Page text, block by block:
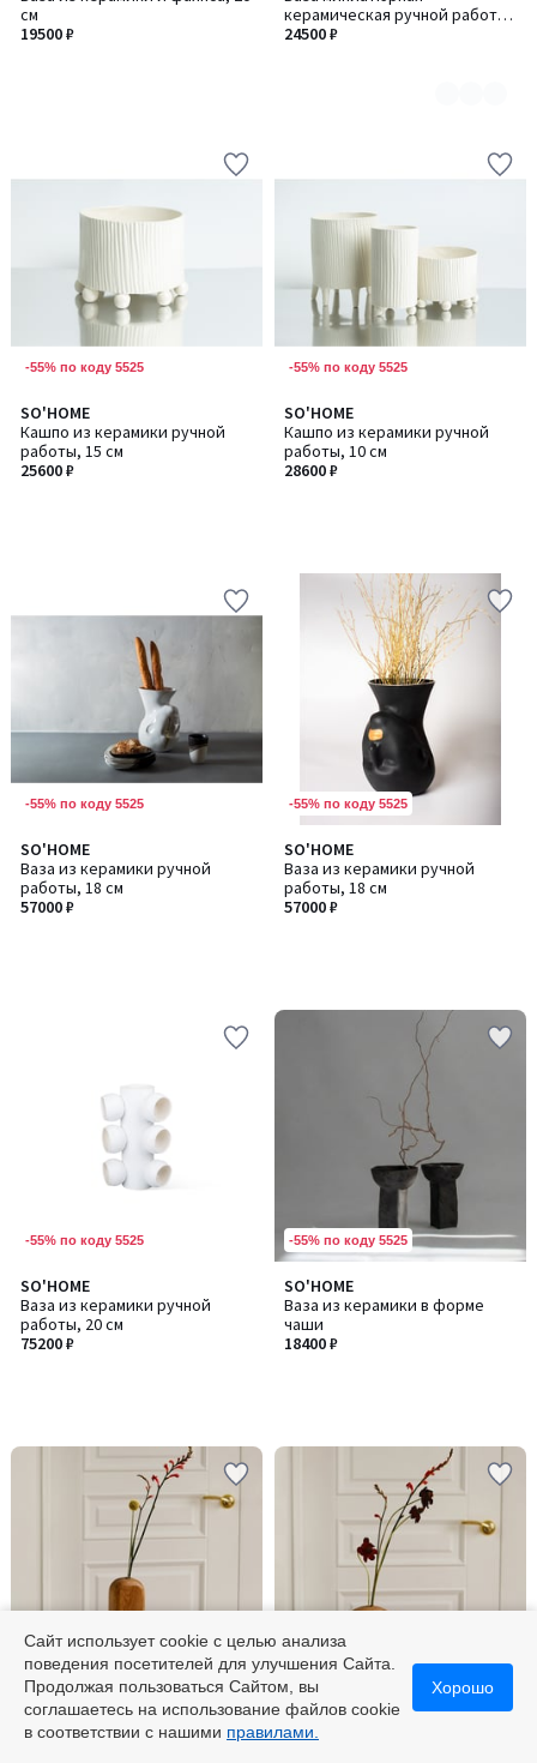
см
19500 ₽
керамическая ручной работы,
12 см
24500 ₽
2
-55% по коду 5525
SO'HOME
Кашпо из керамики ручной
работы, 15 см
25600 ₽
-55% по коду 5525
SO'HOME
Кашпо из керамики ручной
работы, 10 см
28600 ₽
-55% по коду 5525
SO'HOME
Ваза из керамики ручной
работы, 18 см
57000 ₽
-55% по коду 5525
SO'HOME
Ваза из керамики ручной
работы, 18 см
57000 ₽
-55% по коду 5525
SO'HOME
Ваза из керамики ручной
работы, 20 см
75200 ₽
-55% по коду 5525
SO'HOME
Ваза из керамики в форме
чаши
18400 ₽
-55% по коду 5525
SO'HOME
Ваза из массива дуба ручной
SO'HOME
Ваза из массива дуба ручной
Сайт использует cookie с целью анализа
поведения посетителей для улучшения Сайта.
Продолжая пользоваться Сайтом, вы
соглашаетесь на использование файлов cookie
в соответствии с нашими правилами.
Хорошо